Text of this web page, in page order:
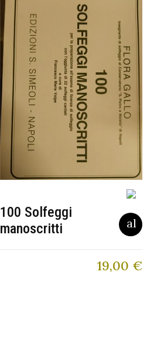
100 Solfeggi
manoscritti
19,00 €